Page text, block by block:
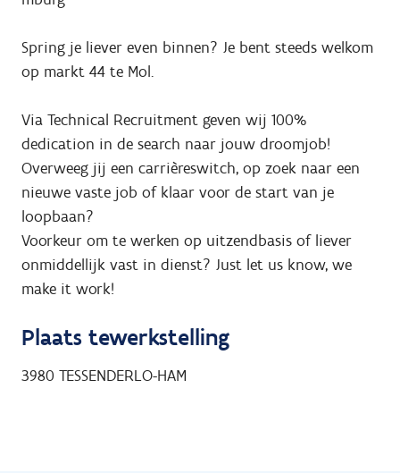
Spring je liever even binnen? Je bent steeds welkom
op markt 44 te Mol.
Via Technical Recruitment geven wij 100%
dedication in de search naar jouw droomjob!
Overweeg jij een carrièreswitch, op zoek naar een
nieuwe vaste job of klaar voor de start van je
loopbaan?
Voorkeur om te werken op uitzendbasis of liever
onmiddellijk vast in dienst? Just let us know, we
make it work!
Plaats tewerkstelling
3980 TESSENDERLO-HAM